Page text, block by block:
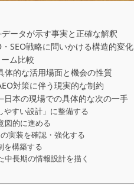
ータが示す事実と正確な解釈
SEO戦略に問いかける構造的変化
ム比較
的な活用場面と機会の性質
対策に伴う現実的な制約
本の現場での具体的な次の一手
やすい設計」に整備する
図的に進める
実装を確認・強化する
を構築する
中長期の情報設計を描く